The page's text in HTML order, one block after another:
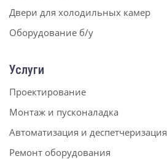
Двери для холодильных камер
Оборудование б/у
Услуги
Проектирование
Монтаж и пусконаладка
Автоматизация и деспетчеризация
Ремонт оборудования